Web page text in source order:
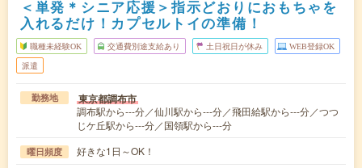
＜単発＊シニア応援＞指示どおりにおもちゃを
入れるだけ！カプセルトイの準備！
職種未経験OK 交通費別途支給あり 土日祝日が休み WEB登録OK
派遣
勤務地 東京都調布市
調布駅から---分／仙川駅から---分／飛田給駅から---分／つつ
じケ丘駅から---分／国領駅から---分
曜日頻度 好きな1日～OK！